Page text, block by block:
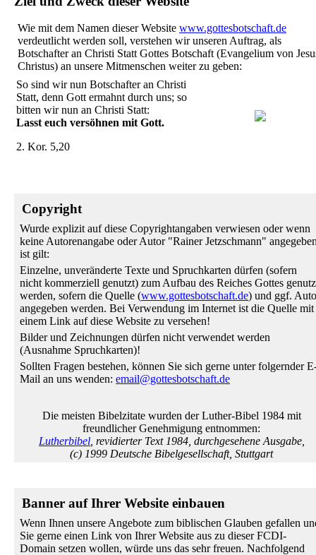
Wie mit dem Namen dieser Website www.gottesbotschaft.de
verdeutlicht werden soll, verstehen wir unseren Auftrag, als
Botschafter an Christi Statt Gottes Botschaft (Evangelium von
Christus) an unsere Mitmenschen weiter zu geben:
So sind wir nun Botschafter an Christi
Statt, denn Gott ermahnt durch uns; so
bitten wir nun an Christi Statt:
Lasst euch versöhnen mit Gott.
2. Kor. 5,20
Copyright
Wurde explizit auf diese Copyrightangaben verwiesen oder wenn
keine Autorenangabe oder Autor "Rainer Jetzschmann"
ist gilt:
Einzelne, unveränderte Texte und Spruchkarten dürfen (sofern
nicht kommerziell genutzt) zum Aufbau des Reiches Gottes
werden, sofern die Quelle (www.gottesbotschaft.de) und ggf.
angegeben werden. Bei Verwendung im Internet ist die Quelle mit
einem Link auf diese Website zu versehen!
Bilder und Zeichnungen dürfen nicht verwendet werden
(Ausnahme Spruchkarten)!
Sollten Fragen bestehen, können Sie sich gerne unter folgernder
Mail an uns wenden: email@gottesbotschaft.de
Die meisten Bibelzitate wurden der Luther-Bibel 1984 mit
freundlicher Genehmigung entnommen:
Lutherbibel, revidierter Text 1984, durchgesehene Ausgabe,
(c) 1999 Deutsche Bibelgesellschaft, Stuttgart
Banner auf Ihrer Website einbauen
Wenn Ihnen unsere Angebote zum biblischen Glauben gefallen
Sie gerne einen Link von Ihrer Website aus zu dieser FCDI-
Domain setzen wollen, würde uns das sehr freuen. Nachfolgend